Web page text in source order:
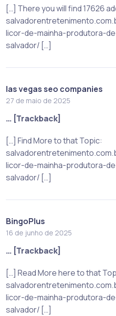
[…] There you will find 17626
licor-de-mainha-produtora-
salvador/ […]
las vegas seo companies
27 de maio de 2025
… [Trackback]
[…] Find More to that Topic:
licor-de-mainha-produtora-
salvador/ […]
BingoPlus
16 de junho de 2025
… [Trackback]
[…] Read More here to that
licor-de-mainha-produtora-
salvador/ […]